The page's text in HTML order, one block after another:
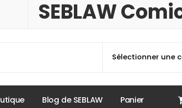
SEBLAW
utique Blog de SEBLAW Panier